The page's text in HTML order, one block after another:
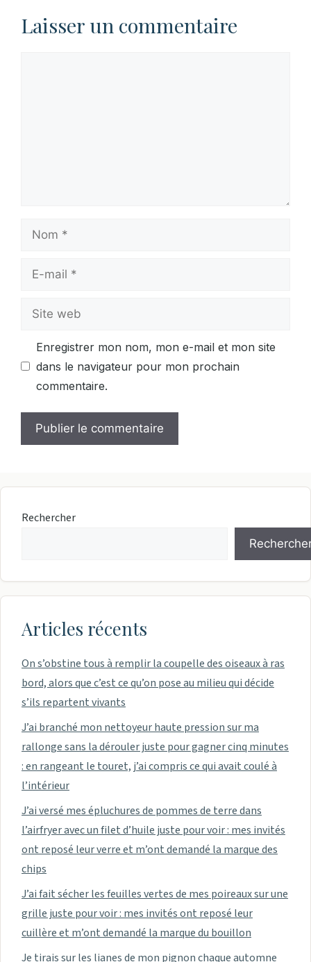
Laisser un commentaire
Nom
Site
Enregistrer mon nom, mon e-mail et mon site
dans le navigateur pour mon prochain
commentaire.
Rechercher
Articles récents
On s’obstine tous à remplir la coupelle des oiseaux à ras
bord, alors que c’est ce qu’on pose au milieu qui décide
s’ils repartent vivants
J’ai branché mon nettoyeur haute pression sur ma
rallonge sans la dérouler juste pour gagner cinq minutes
: en rangeant le touret, j’ai compris ce qui avait coulé à
l’intérieur
J’ai versé mes épluchures de pommes de terre dans
l’airfryer avec un filet d’huile juste pour voir : mes invités
ont reposé leur verre et m’ont demandé la marque des
chips
J’ai fait sécher les feuilles vertes de mes poireaux sur une
grille juste pour voir : mes invités ont reposé leur
cuillère et m’ont demandé la marque du bouillon
Je tirais sur les lianes de mon pignon chaque automne